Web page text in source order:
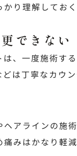
り理解しておく
できない
、一度施術す
は丁寧なカウ
アラインの施
みはかなり軽